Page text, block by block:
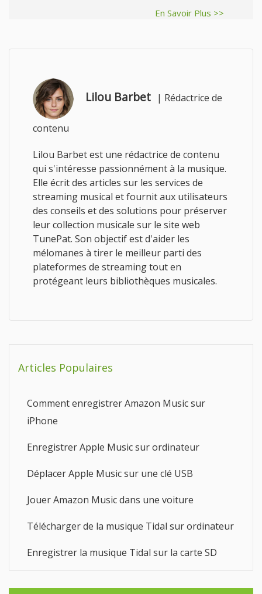
En Savoir Plus >>
Lilou Barbet | Rédactrice de
contenu
Lilou Barbet est une rédactrice de contenu
qui s'intéresse passionnément à la musique.
Elle écrit des articles sur les services de
streaming musical et fournit aux utilisateurs
des conseils et des solutions pour préserver
leur collection musicale sur le site web
TunePat. Son objectif est d'aider les
mélomanes à tirer le meilleur parti des
plateformes de streaming tout en
protégeant leurs bibliothèques musicales.
Articles Populaires
Comment enregistrer Amazon Music sur
iPhone
Enregistrer Apple Music sur ordinateur
Déplacer Apple Music sur une clé USB
Jouer Amazon Music dans une voiture
Télécharger de la musique Tidal sur ordinateur
Enregistrer la musique Tidal sur la carte SD